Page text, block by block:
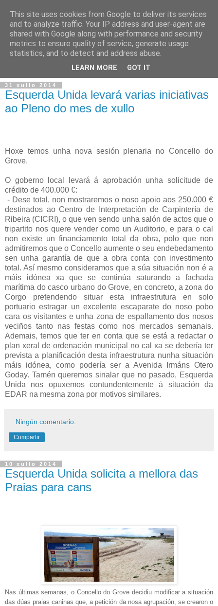
31 xullo 2014
Esquerda Unida levará varias iniciativas
ao Pleno do mes de xullo
Hoxe temos unha nova sesión plenaria no Concello do
Grove.
O goberno local levará á aprobación unha solicitude de
crédito de 400.000 €:
- Dese total, non mostraremos o noso apoio aos 250.000 €
destinados ao Centro de Interpretación de Carpintería de
Ribeira (CICRI), o que ven sendo unha salón de actos que o
tripartito nos quere vender como un Auditorio, e para o cal
non existe un financiamento total da obra, polo que non
admitiremos que o Concello aumente o seu endebedamento
sen unha garantía de que a obra conta con investimento
total. Así mesmo consideramos que a súa situación non é a
máis idónea xa que se continúa saturando a fachada
marítima do casco urbano do Grove, en concreto, a zona do
Corgo pretendendo situar esta infraestrutura en solo
portuario estragar un excelente escaparate do noso pobo
cara os visitantes e unha zona de espallamento dos nosos
veciños tanto nas festas como nos mercados semanais.
Ademais, temos que ter en conta que se está a redactar o
plan xeral de ordenación municipal no cal xa se debería ter
prevista a planificación desta infraestrutura nunha situación
máis idónea, como podería ser a Avenida Irmáns Otero
Goday. Tamén queremos sinalar que no pasado, Esquerda
Unida nos opuxemos contundentemente á situación da
EDAR na mesma zona por motivos similares.
Ningún comentario:
Compartir
10 xullo 2014
Esquerda Unida solicita a mellora das
Praias para cans
Nas últimas semanas, o Concello do Grove decidiu modificar a situación
das dúas praias caninas que, a petición da nosa agrupación, se crearon o
This site uses cookies from Google to deliver its services
and to analyze traffic. Your IP address and user-agent are
shared with Google along with performance and security
metrics to ensure quality of service, generate usage
statistics, and to detect and address abuse.
LEARN MORE GOT IT